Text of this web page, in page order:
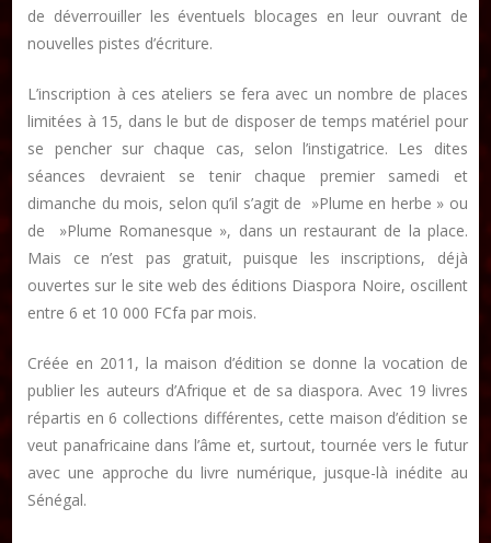
de déverrouiller les éventuels blocages en leur ouvrant de
nouvelles pistes d’écriture.
L’inscription à ces ateliers se fera avec un nombre de places
limitées à 15, dans le but de disposer de temps matériel pour
se pencher sur chaque cas, selon l’instigatrice. Les dites
séances devraient se tenir chaque premier samedi et
dimanche du mois, selon qu’il s’agit de »Plume en herbe » ou
de »Plume Romanesque », dans un restaurant de la place.
Mais ce n’est pas gratuit, puisque les inscriptions, déjà
ouvertes sur le site web des éditions Diaspora Noire, oscillent
entre 6 et 10 000 FCfa par mois.
Créée en 2011, la maison d’édition se donne la vocation de
publier les auteurs d’Afrique et de sa diaspora. Avec 19 livres
répartis en 6 collections différentes, cette maison d’édition se
veut panafricaine dans l’âme et, surtout, tournée vers le futur
avec une approche du livre numérique, jusque-là inédite au
Sénégal.